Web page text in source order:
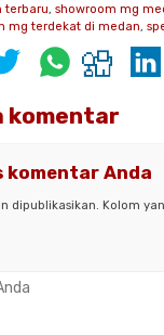
terbaru, showroom mg
mg terdekat di medan,
komentar
komentar Anda
dipublikasikan. Kolom